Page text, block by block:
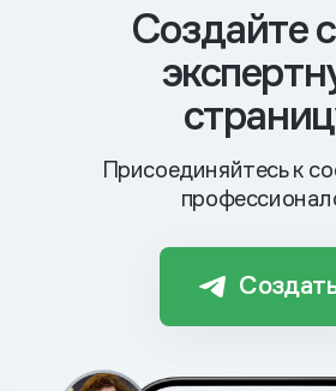
Cоздайте
Присоединяйтесь к